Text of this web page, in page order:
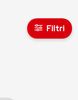
Filtri